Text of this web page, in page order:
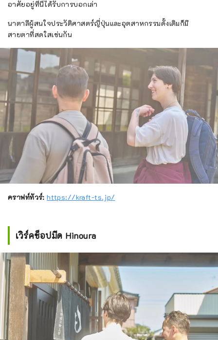
อาศัยอยู่ที่นี่ได้รับการบอกเล่า
นาตาลีผู้สนใจประวัติศาสตร์ญี่ปุ่นและอุตสาหกรรมดั้งเดิมก็มี
สายตาที่สดใสเช่นกัน
คราฟท์ทัวร์: https://kraft-ts.jp/
เวิร์คช็อปมีด Hinoura